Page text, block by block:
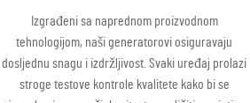
Izgrađeni sa naprednom proizvodnom
tehnologijom, naši generatorovi osiguravaju
dosljednu snagu i izdržljivost. Svaki uređaj prolazi
stroge testove kontrole kvalitete kako bi se